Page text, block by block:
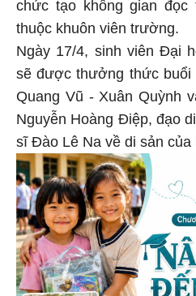
chức tạo không gian
thuộc khuôn viên trường.
Ngày 17/4, sinh viên Đại
sẽ được thưởng thức buổi
Quang Vũ - Xuân Quỳnh
Nguyễn Hoàng Điệp, đạo
sĩ Đào Lê Na về di sản của